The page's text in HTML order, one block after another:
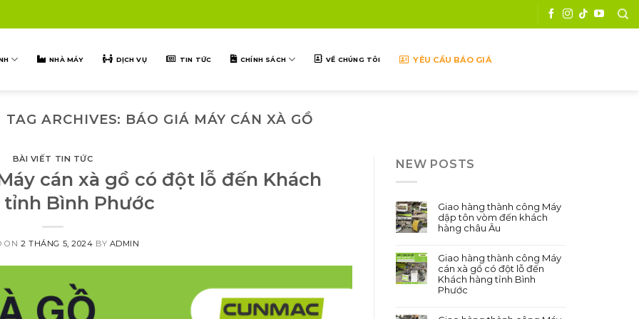
NHÀ MÁY DỊCH VỤ TIN TỨC CHÍNH SÁCH VỀ CHÚNG TÔI YÊU CẦU BÁO GIÁ
TAG ARCHIVES: BÁO GIÁ MÁY CÁN XÀ GỒ
BÀI VIẾT TIN TỨC
cán xà gồ có đột lỗ đến Khách
tỉnh Bình Phước
ON2 THÁNG 5, 2024 BY ADMIN
NEW POSTS
Giao hàng thành công Máy
dập tôn vòm đến khách
hàng châu Âu
Giao hàng thành công Máy
cán xà gồ có đột lỗ đến
Khách hàng tỉnh Bình
Phước